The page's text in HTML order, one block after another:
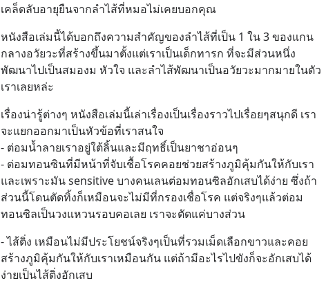
เคล็ดลับอายุยืนจากลำไส้ที่หมอไม่เคยบอกคุณ
หนังสือเล่มนี้ได้บอกถึงความสำคัญของลำไส้ที่เป็น 1 ใน 3 ของแกน
กลางอวัยวะที่สร้างขึ้นมาตั้งแต่เราเป็นเด็กทารก ที่จะมีส่วนหนึ่ง
พัฒนาไปเป็นสมองม หัวใจ และลำไส้พัฒนาเป็นอวัยวะมากมายในตัว
เราเลยหล่ะ
เรื่องน่ารู้ต่างๆ หนังสือเล่มนี้เล่าเรื่องเป็นเรื่องราวไปเรื่อยๆสนุกดี เรา
จะแยกออกมาเป็นหัวข้อที่เราสนใจ
- ต่อมน้ำลายเราอยู่ใต้ลิ้นและมีฤทธิ์เป็นยาชาอ่อนๆ
- ต่อมทอนซินที่มีหน้าที่จับเชื้อโรคคอยช่วยสร้างภูมิคุ้มกันให้กับเรา
และเพราะมัน sensitive บางคนเลนต่อมทอนซิลอักเสบได้ง่าย ซึ่งถ้า
ส่วนนี้โดนตัดทิ้งก็เหมือนจะไม่มีที่กรองเชื่อโรค แต่จริงๆแล้วต่อม
ทอนซิลเป็นวงแหวนรอบคอเลย เราจะตัดแค่บางส่วน
- ไส้ติ่ง เหมือนไม่มีประโยชน์จริงๆเป็นที่รวมเม็ดเลือกขาวและคอย
สร้างภูมิคุ้มกันให้กับเราเหมือนกัน แต่ถ้ามีอะไรไปขังก็จะอักเสบได้
ง่ายเป็นไส้ติ่งอักเสบ